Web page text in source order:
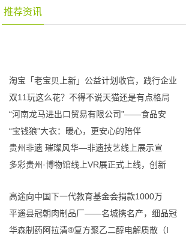
推荐资讯
淘宝「老宝贝上新」公益计划收官，践行企业
双11玩这么花？不得不说天猫还是有点格局
“河南龙马进出口贸易有限公司”——食品安
“宝钱狼”大衣：暖心，更安心的陪伴
贵州非遗 璀璨风华—非遗技艺线上展示宣
多彩贵州·博物馆线上VR展正式上线，创新
高途向中国下一代教育基金会捐款1000万
平遥县冠朝肉制品厂——名城携名产，细品冠
华森制药阿拉清®复方聚乙二醇电解质散（I